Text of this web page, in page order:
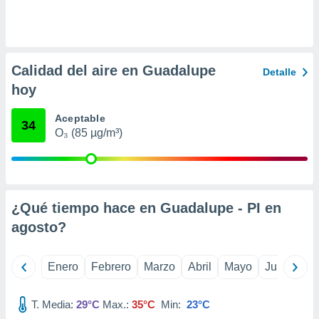
en
en
o acceder
datos
perfiles
Calidad del aire en Guadalupe
hoy
Detalle
34 Aceptable
O₃ (85 µg/m³)
¿Qué tiempo hace en Guadalupe - PI en
agosto?
Enero Febrero Marzo Abril Mayo Junio
T. Media: 29°C Max.: 35°C Min: 23°C